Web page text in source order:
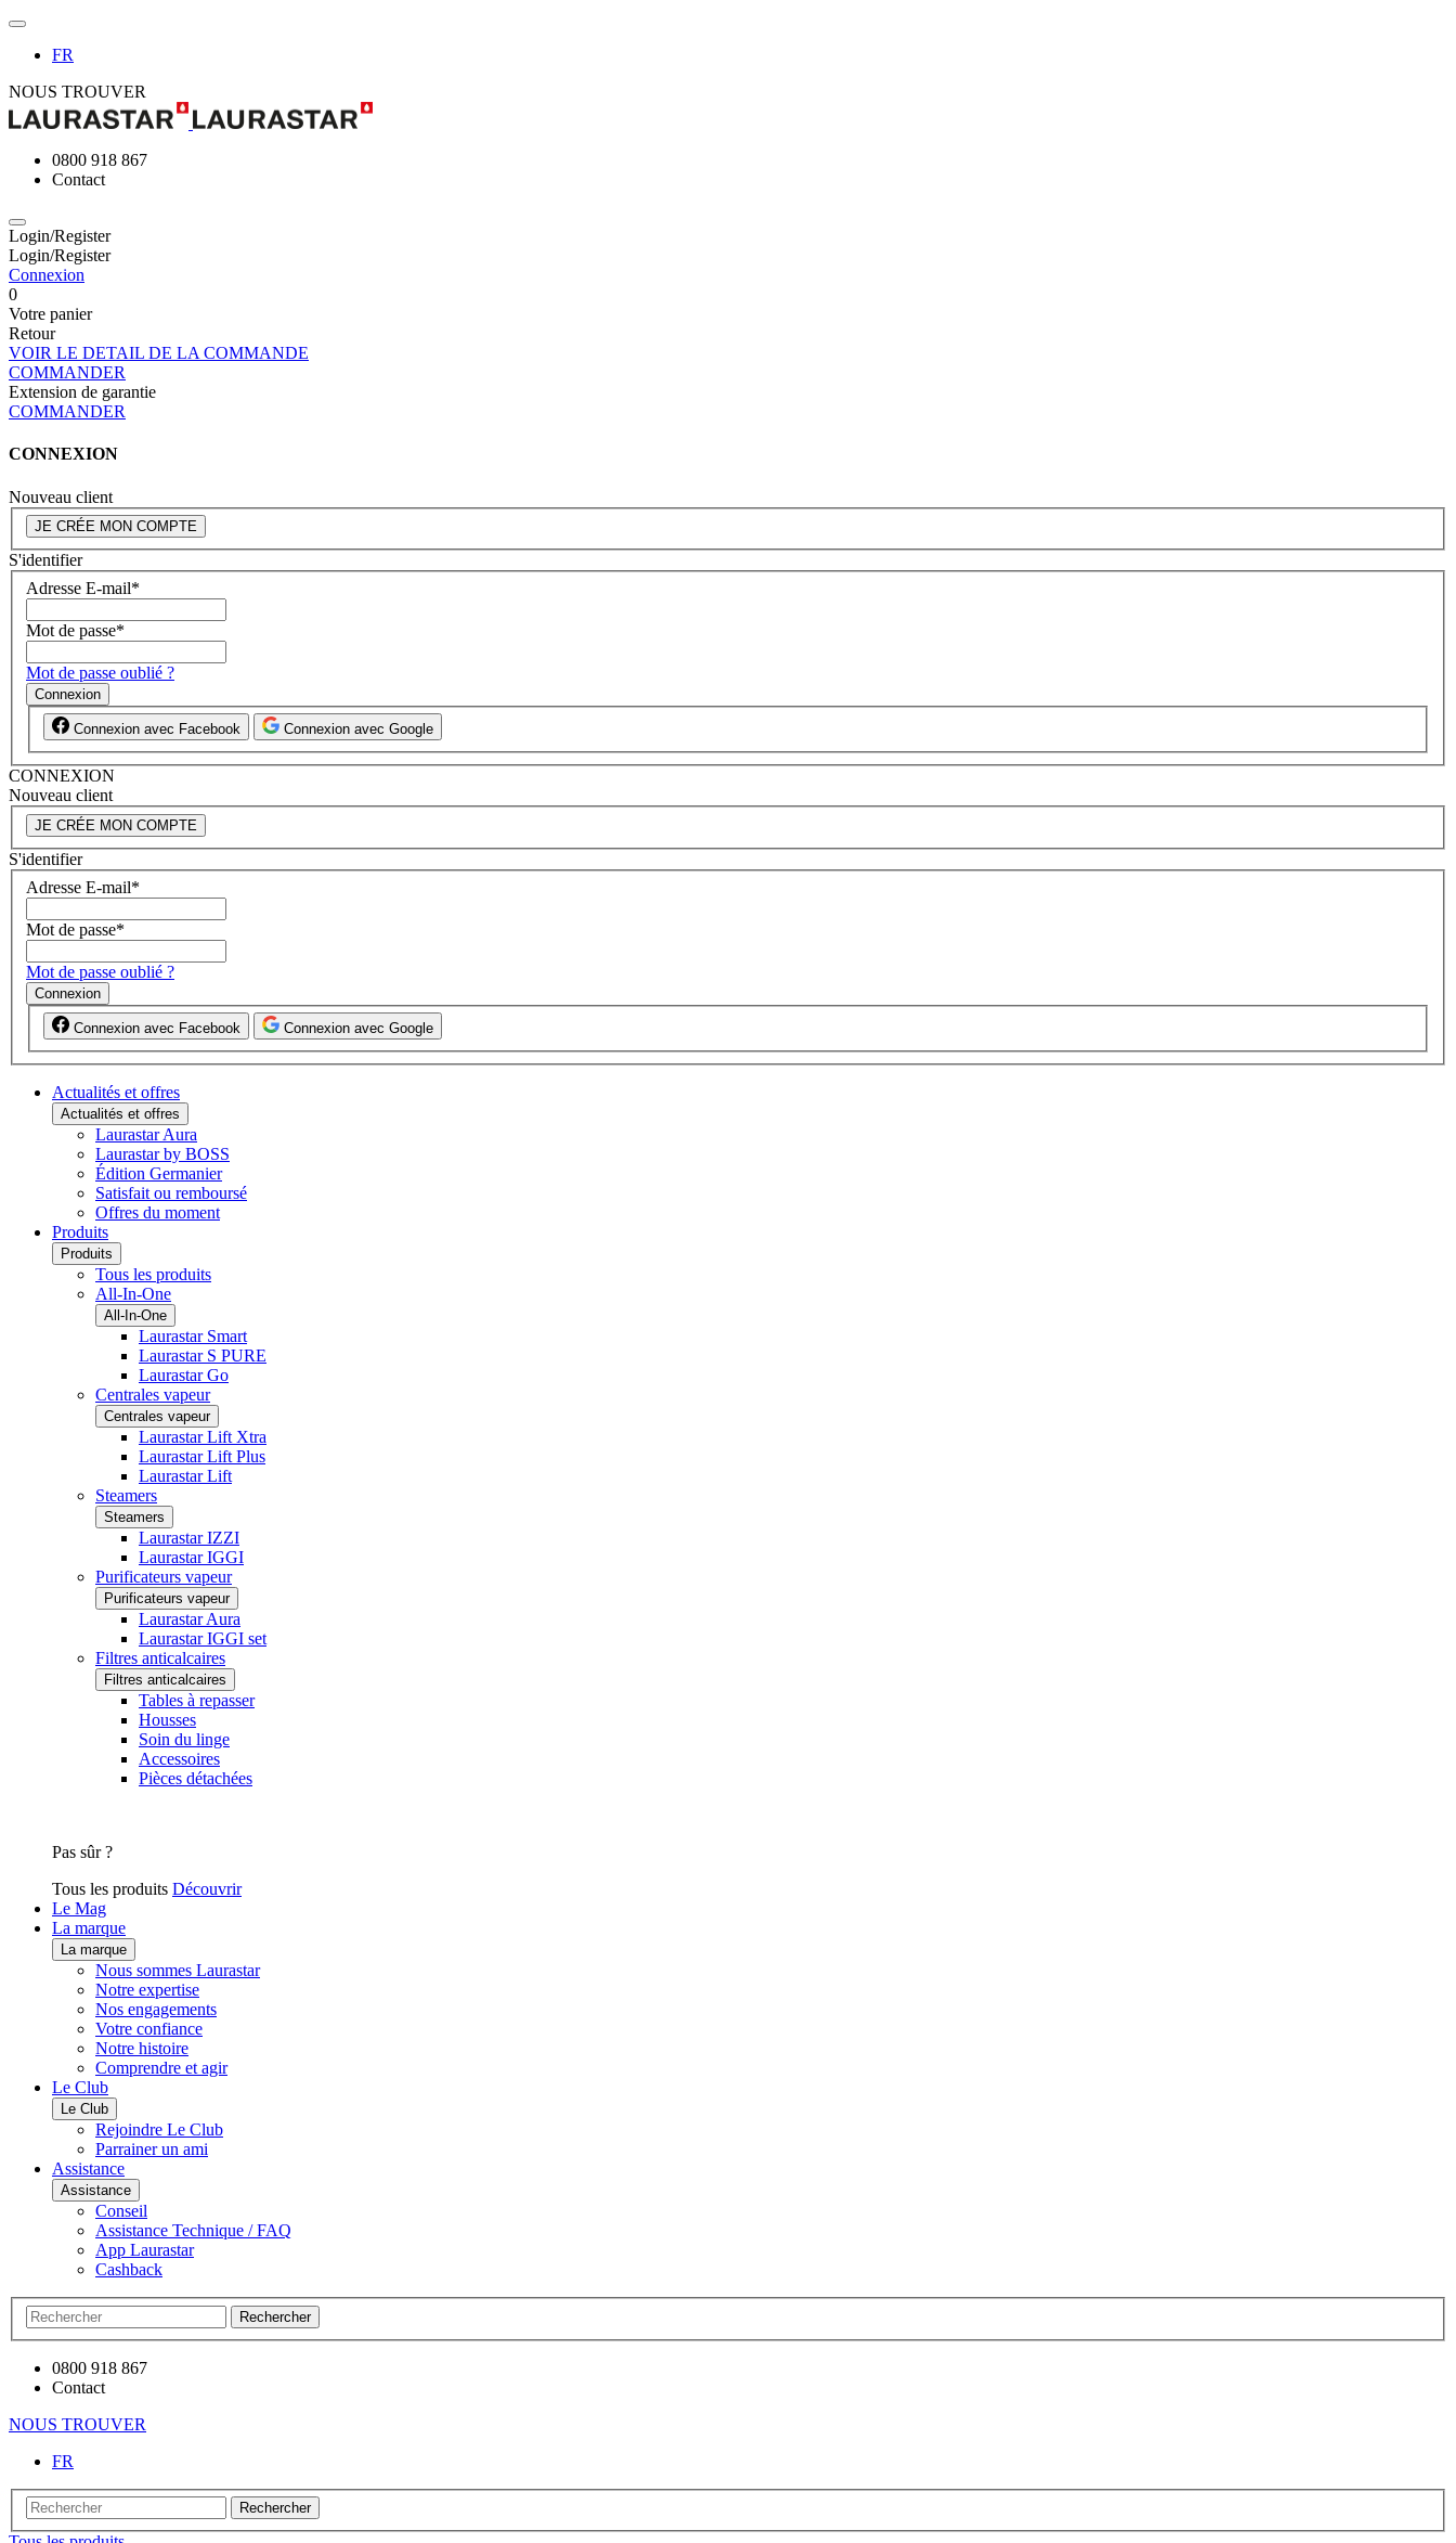
FR
NOUS TROUVER
0800 918 867
Contact
Login/Register
Login/Register
Connexion
0
Votre panier
Retour
VOIR LE DETAIL DE LA COMMANDE
COMMANDER
Extension de garantie
COMMANDER
CONNEXION
Nouveau client
JE CRÉE MON COMPTE
S'identifier
Adresse E-mail*
Mot de passe*
Mot de passe oublié ?
Connexion
Connexion avec Facebook Connexion avec Google
CONNEXION
Nouveau client
JE CRÉE MON COMPTE
S'identifier
Adresse E-mail*
Mot de passe*
Mot de passe oublié ?
Connexion
Connexion avec Facebook Connexion avec Google
Actualités et offres
Actualités et offres
Laurastar Aura
Laurastar by BOSS
Édition Germanier
Satisfait ou remboursé
Offres du moment
Produits
Produits
Tous les produits
All-In-One
All-In-One
Laurastar Smart
Laurastar S PURE
Laurastar Go
Centrales vapeur
Centrales vapeur
Laurastar Lift Xtra
Laurastar Lift Plus
Laurastar Lift
Steamers
Steamers
Laurastar IZZI
Laurastar IGGI
Purificateurs vapeur
Purificateurs vapeur
Laurastar Aura
Laurastar IGGI set
Filtres anticalcaires
Filtres anticalcaires
Tables à repasser
Housses
Soin du linge
Accessoires
Pièces détachées
Pas sûr ?
Tous les produits Découvrir
Le Mag
La marque
La marque
Nous sommes Laurastar
Notre expertise
Nos engagements
Votre confiance
Notre histoire
Comprendre et agir
Le Club
Le Club
Rejoindre Le Club
Parrainer un ami
Assistance
Assistance
Conseil
Assistance Technique / FAQ
App Laurastar
Cashback
Rechercher
0800 918 867
Contact
NOUS TROUVER
FR
Rechercher